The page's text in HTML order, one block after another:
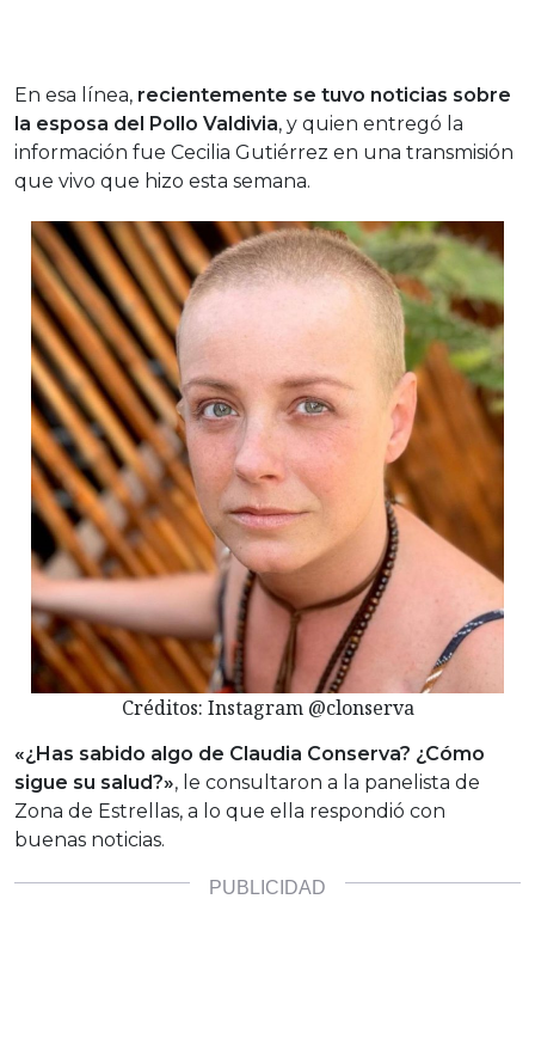
En esa línea, recientemente se tuvo noticias sobre
la esposa del Pollo Valdivia, y quien entregó la
información fue Cecilia Gutiérrez en una transmisión
que vivo que hizo esta semana.
Créditos: Instagram @clonserva
«¿Has sabido algo de Claudia Conserva? ¿Cómo
sigue su salud?», le consultaron a la panelista de
Zona de Estrellas, a lo que ella respondió con
buenas noticias.